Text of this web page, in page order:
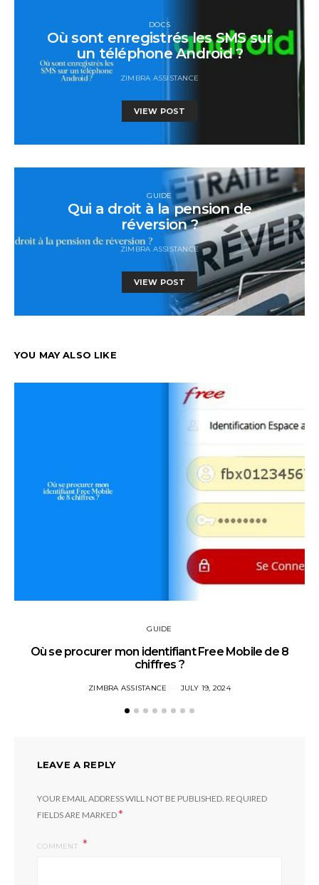
DOCS
Où sont enregistrés les SMS sur
un téléphone Android ?
ZIMBRA ASSISTANCE
VIEW POST
GUIDE
Qui a droit à la pension de
réversion ?
ZIMBRA ASSISTANCE
VIEW POST
YOU MAY ALSO LIKE
GUIDE
Où se procurer mon identifiant Free Mobile de 8
chiffres ?
ZIMBRA ASSISTANCE JULY 19, 2024
LEAVE A REPLY
YOUR EMAIL ADDRESS WILL NOT BE PUBLISHED. REQUIRED
FIELDS ARE MARKED*
COMMENT